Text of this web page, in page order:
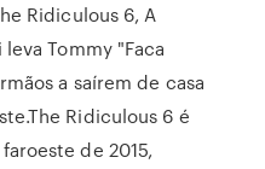
Ridiculous 6, A
Tommy "Faca
a saírem de casa
Ridiculous 6 é
de 2015,